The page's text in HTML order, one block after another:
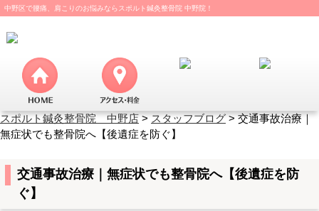
中野区で腰痛、肩こりのお悩みならスポルト鍼灸整骨院 中野院！
スポルト鍼灸整骨院 中野店>スタッフブログ>交通事故治療｜
無症状でも整骨院へ【後遺症を防ぐ】
交通事故治療｜無症状でも整骨院へ【後遺症を防
ぐ】